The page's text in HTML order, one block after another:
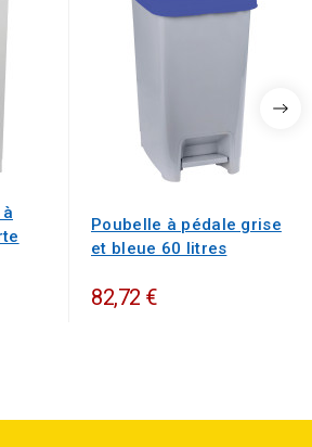
Poubelle à pédale grise
et bleue 60 litres
82,72 €